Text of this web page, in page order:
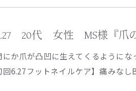
20代 女性 MS様『爪
にか爪が凸凹に生えてくるように
回6.27フットネイルケア】痛みな